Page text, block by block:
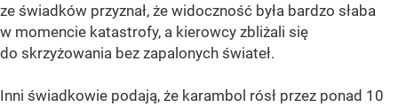
ze świadków przyznał, że widoczność była bardzo słaba
w momencie katastrofy, a kierowcy zbliżali się
do skrzyżowania bez zapalonych świateł.
Inni świadkowie podają, że karambol rósł przez ponad 10